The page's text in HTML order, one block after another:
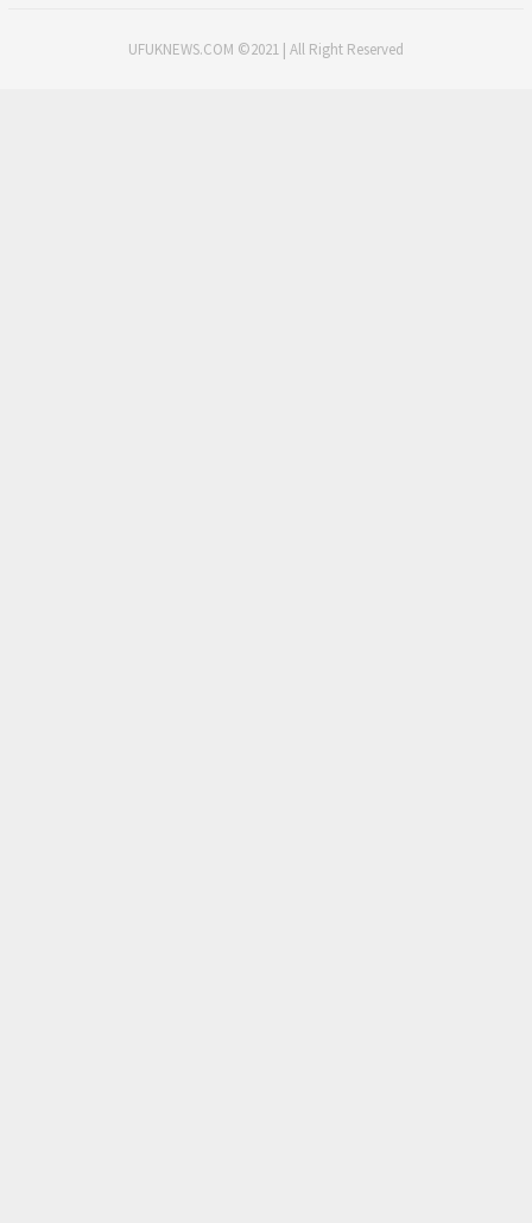
UFUKNEWS.COM ©2021 | All Right Reserved